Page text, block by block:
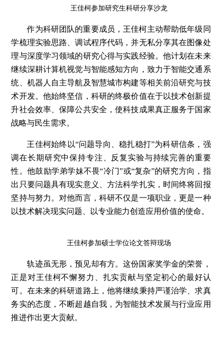
王佳柯参加研究生科研分享沙龙
作为科研团队的重要成员，王佳柯主动帮助低年级同
学梳理实验思路、调试程序代码，并无私分享其在图像处
理与深度学习领域的研究心得与实践经验。他计划在未来
继续深耕计算机视觉与智能感知方向，致力于智能交通系
统、机器人自主导航及智慧城市构建等相关前沿研究与技
术开发。他始终坚信，科研的终极价值在于以技术创新提
升社会效率、保障公共安全，使科技成果真正服务于国家
战略与民生需求。
王佳柯始终以“问题导向、稳扎稳打”为科研信条，强
调在长期研究中保持专注、反复实验与持续完善的重要
性。他鼓励学弟学妹不畏“冷门”或“复杂”的研究方向，指
出只要问题具有现实意义、方法科学扎实，时间终将回报
坚持与努力。对他而言，科研不仅是一项职业，更是一种
以技术解决现实问题、以专业能力创造应用价值的使命。
王佳柯参加硕士学位论文答辩现场
轨迹虽无形，预见却有方。这份国家奖学金的荣誉，
正是对王佳柯不懈努力、扎实贡献与坚定初心的最好认
可。在未来的科研道路上，他将继续秉持严谨治学、求真
务实的态度，不断超越自我，为智能技术发展与行业应用
推进作出更大贡献。